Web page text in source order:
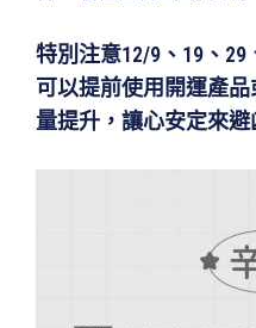
特別注意12/9、19、29
可以提前使用開運產
量提升，讓心安定來避